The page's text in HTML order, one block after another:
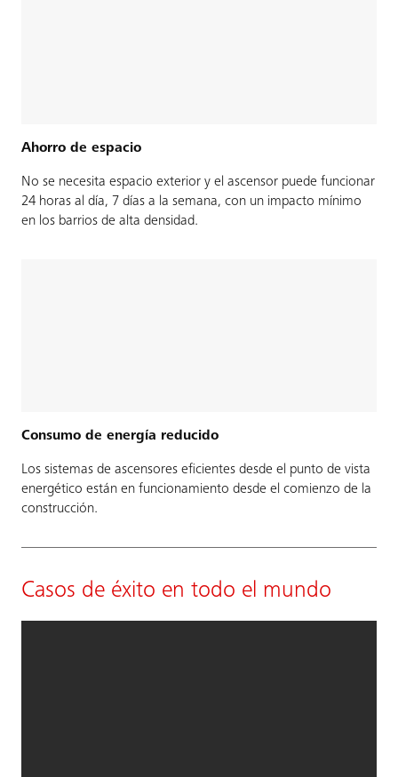
Ahorro de espacio
No se necesita espacio exterior y el ascensor puede funcionar
24 horas al día, 7 días a la semana, con un impacto mínimo
en los barrios de alta densidad.
Consumo de energía reducido
Los sistemas de ascensores eficientes desde el punto de vista
energético están en funcionamiento desde el comienzo de la
construcción.
Casos de éxito en todo el mundo